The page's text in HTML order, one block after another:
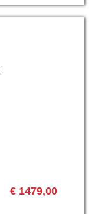
€ 1479,00